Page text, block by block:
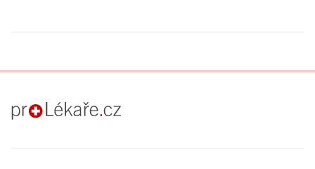
proLékaře.cz